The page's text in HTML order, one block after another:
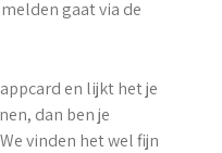
gaat via de
en lijkt het je
dan ben je
vinden het wel fijn